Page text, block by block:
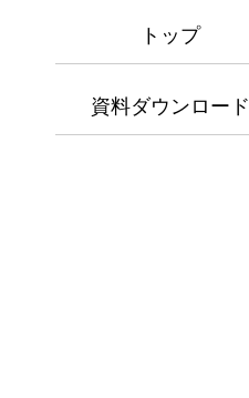
トップ
資料ダウンロード